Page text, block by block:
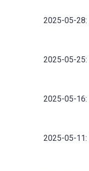
2025-05-28:
2025-05-25:
2025-05-16:
2025-05-